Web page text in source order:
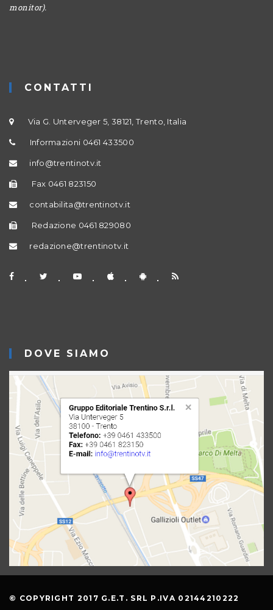
monitor).
CONTATTI
Via G. Unterveger 5, 38121, Trento, Italia
Informazioni 0461 433500
info@trentinotv.it
Fax 0461 823150
contabilita@trentinotv.it
Redazione 0461 829080
redazione@trentinotv.it
DOVE SIAMO
© COPYRIGHT 2017 G.E.T. SRL P.IVA 02144210222